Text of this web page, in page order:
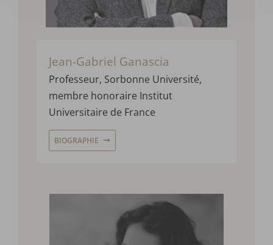
Jean-Gabriel Ganascia
Professeur, Sorbonne Université,
membre honoraire Institut
Universitaire de France
BIOGRAPHIE